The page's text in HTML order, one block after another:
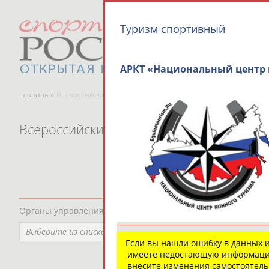
Главная »
Всероссийские спортивные
Органы управления, федерации, ВУЗы, Академии и т.п.
Выберите из списка
Туризм cпортивный
АРКТ «Национальный центр
Если вы нашли ошибку в данных
имеете недостающую
внесите изменения